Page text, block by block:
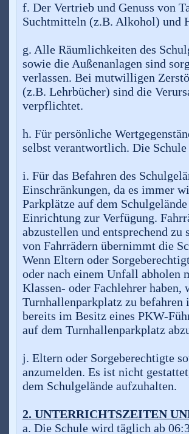
f. Der Vertrieb und Genuss von
Suchtmitteln (z.B. Alkohol) und
g. Alle Räumlichkeiten des
sowie die Außenanlagen sind
verlassen. Bei mutwilligen
(z.B. Lehrbücher) sind die
verpflichtet.
h. Für persönliche
selbst verantwortlich. Die
i. Für das Befahren des
Einschränkungen, da es immer
Parkplätze auf dem
Einrichtung zur Verfügung.
abzustellen und entsprechend
von Fahrrädern übernimmt die
Wenn Eltern oder
oder nach einem Unfall abholen
Klassen- oder Fachlehrer haben,
Turnhallenparkplatz zu befahren
bereits im Besitz eines PKW-
auf dem Turnhallenparkplatz
j. Eltern oder Sorgeberechtigte
anzumelden. Es ist nicht
dem Schulgelände aufzuhalten.
2. UNTERRICHTSZEITEN
a. Die Schule wird täglich ab